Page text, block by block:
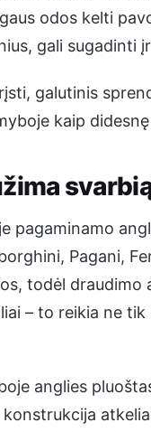
odos kelti
gali sugadinti
galutinis
kaip
pagaminamo
Pagani,
todėl draudimo
– to reikia ne
anglies
konstrukcija